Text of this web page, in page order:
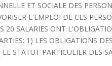
ET SOCIALE DES
L'EMPLOI DE CES
20 SALARIES ONT
1) LES OBLIGATIONS
STATUT PARTICULIER DES